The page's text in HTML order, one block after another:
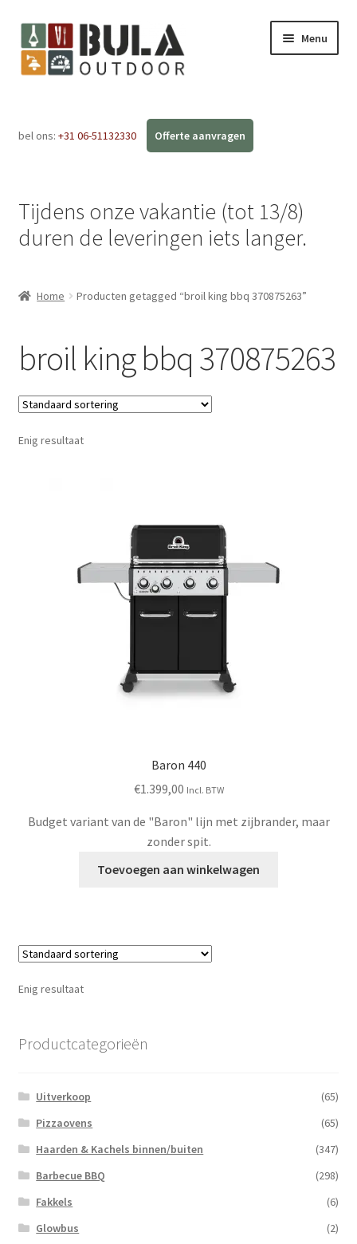
Menu
Webshop
FAQ
bel ons: +31 06-51132330
Tijdens onze vakantie (tot 13/8)
duren de leveringen iets langer.
Home Producten getagged “broil king bbq 370875263”
broil king bbq 370875263
Enig resultaat
Baron 440
€1.399,00 Incl. BTW
Budget variant van de "Baron" lijn met zijbrander, maar
zonder spit.
Toevoegen aan winkelwagen
Enig resultaat
Productcategorieën
Uitverkoop
(65)
Pizzaovens
(65)
Haarden & Kachels binnen/buiten
(347)
Barbecue BBQ
(298)
Fakkels
(6)
Glowbus
(2)